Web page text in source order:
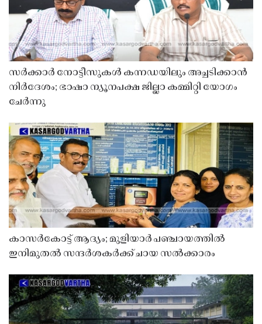
സർക്കാർ നോട്ടീസുകൾ കന്നഡയിലും അച്ചടിക്കാൻ
നിർദേശം; ഭാഷാ ന്യൂനപക്ഷ ജില്ലാ കമ്മിറ്റി യോഗം
ചേർന്നു
കാസർകോട്ട് ആദ്യം; മുളിയാർ പഞ്ചായത്തിൽ
ഇനിമുതൽ സന്ദർശകർക്ക് ചായ സൽക്കാരം